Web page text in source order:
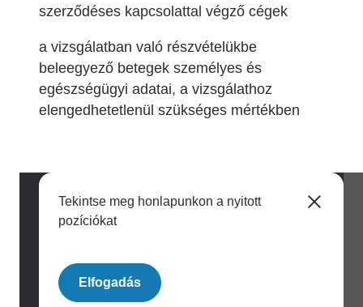
szerződéses kapcsolattal végző cégek
a vizsgálatban való részvételükbe
beleegyező betegek személyes és
egészségügyi adatai, a vizsgálathoz
elengedhetetlenül szükséges mértékben
Tekintse meg honlapunkon a nyitott
pozíciókat
Elfogadás
Archívum